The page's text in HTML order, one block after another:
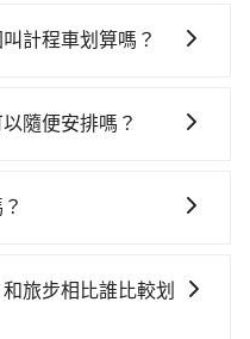
站，叫一輛計程車花費
，每人票價790元，再用
時間共2小時32分鐘，
長距離移動確實搭乘高
出約760元的交通費，所
以天為單位計費，小轎
3元）、eTag（每公里
用。由於絕大多數的租
至少$3,700、九人座
的單程專車接送才是前
計程車划算嗎？
等。依照里程跳錶計
的2%、密度僅雙北的
隨便安排嗎？
區，行程都是可以依照
300元/個)，讓您和孩子
旅步相比誰比較划